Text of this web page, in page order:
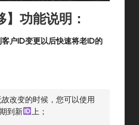
】功能说明：
户ID变更以后快速将老ID的
故改变的时候，您可以使用
到新
上；